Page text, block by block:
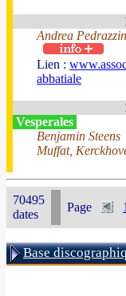
Andrea
Lien :
abbatiale
Vesperales
Benjamin Steens
Muffat,
70495
dates
Page 1
Base